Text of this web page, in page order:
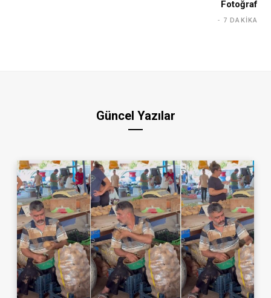
Fotoğraf
7 DAKIKA
Güncel Yazılar